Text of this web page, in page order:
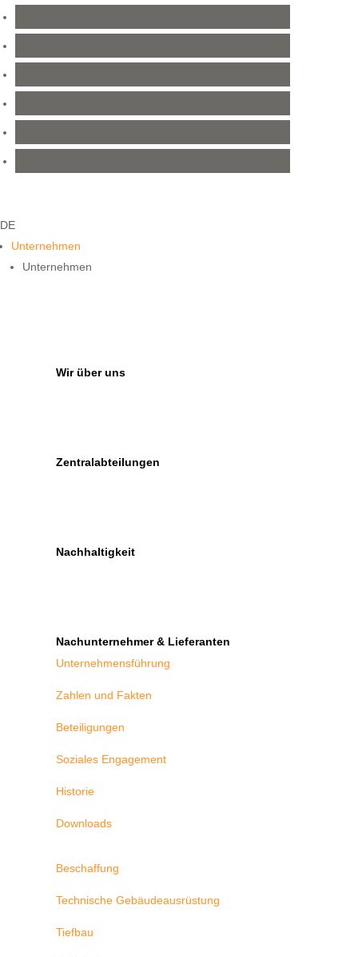
DE
Unternehmen
Unternehmen
Wir über uns
Zentralabteilungen
Nachhaltigkeit
Nachunternehmer & Lieferanten
Unternehmensführung
Zahlen und Fakten
Beteiligungen
Soziales Engagement
Historie
Downloads
Beschaffung
Technische Gebäudeausrüstung
Tiefbau